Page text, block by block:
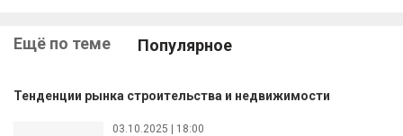
Ещё по теме Популярное
Тенденции рынка строительства и недвижимости
03.10.2025 | 18:00